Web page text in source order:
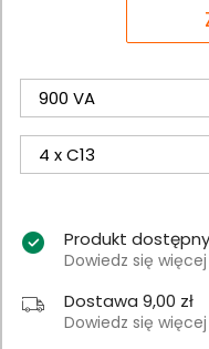
900 VA
4 x C13
Produkt dostępny
Dowiedz się więcej
Dostawa 9,00 zł
Dowiedz się więcej